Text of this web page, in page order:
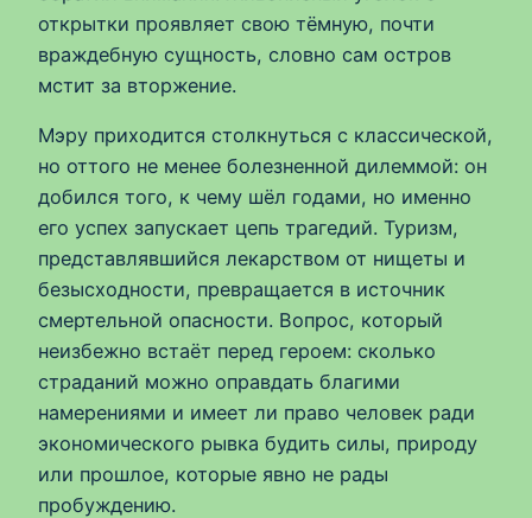
открытки проявляет свою тёмную, почти
враждебную сущность, словно сам остров
мстит за вторжение.
Мэру приходится столкнуться с классической,
но оттого не менее болезненной дилеммой: он
добился того, к чему шёл годами, но именно
его успех запускает цепь трагедий. Туризм,
представлявшийся лекарством от нищеты и
безысходности, превращается в источник
смертельной опасности. Вопрос, который
неизбежно встаёт перед героем: сколько
страданий можно оправдать благими
намерениями и имеет ли право человек ради
экономического рывка будить силы, природу
или прошлое, которые явно не рады
пробуждению.